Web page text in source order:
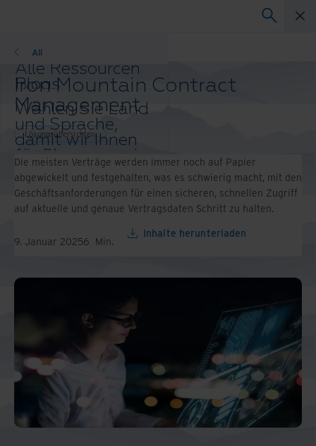
Alle Ressourcen
Blogs
Kundenprojekte
Lösungsleitfäden
Webinare
Whitepaper
All
Wählen Sie Land
und Sprache,
damit wir Ihnen
für Sie passende
Inhalte anzeigen
können.
Land und
Sprache
auswählen:
Asia-Pacific and India
Latin America
North America
Lösungsübersichten
Iron Mountain Contract
Management
Lösungsübersichten
Die meisten Verträge werden immer noch auf Papier
abgewickelt und festgehalten, was es schwierig macht, mit den
Geschäftsanforderungen für einen sicheren, schnellen Zugriff
auf aktuelle und genaue Vertragsdaten Schritt zu halten.
9. Januar 20256 Min.
Inhalte herunterladen